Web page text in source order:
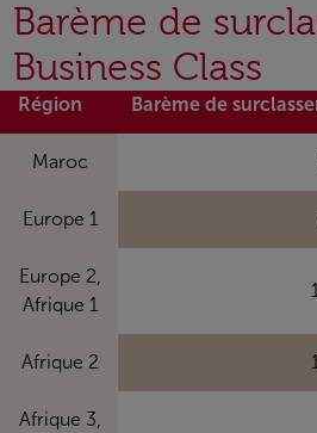
Barème de
Business Class
Région Barème de
Maroc
Europe 1
Europe 2,
Afrique 1
Afrique 2
Afrique 3,